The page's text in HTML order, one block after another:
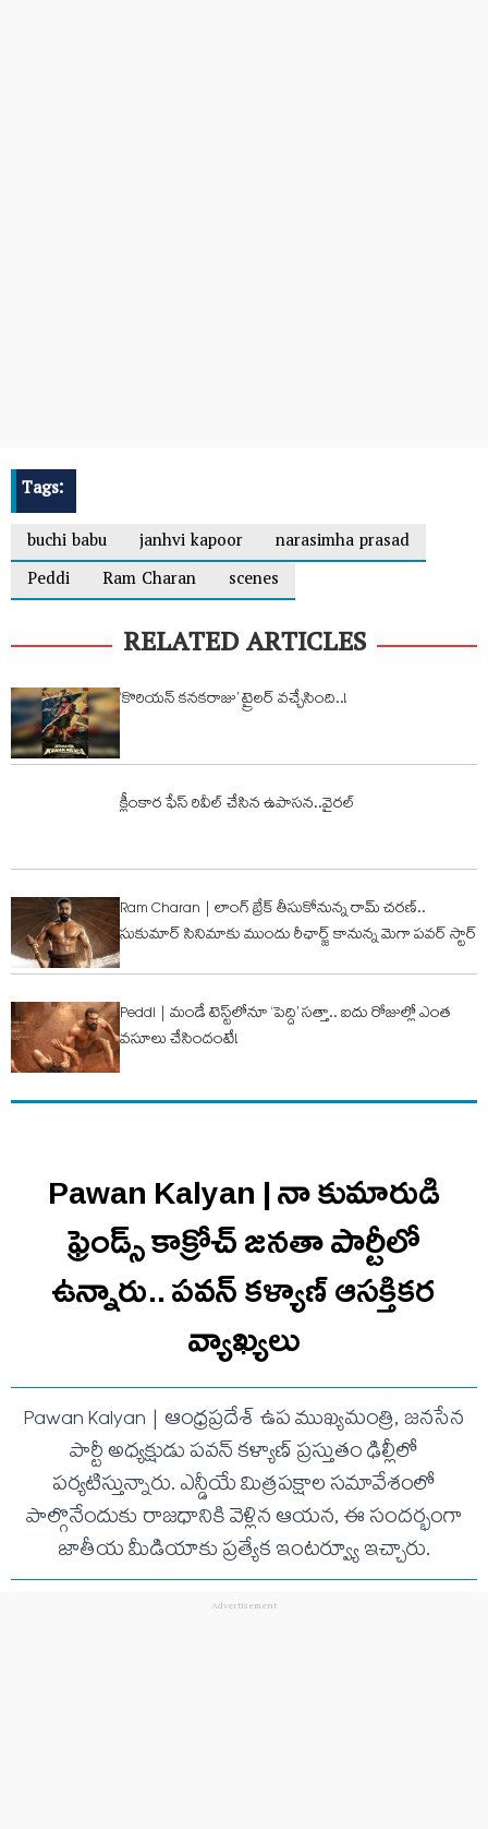
Tags:
buchi babu
janhvi kapoor
narasimha prasad
Peddi
Ram Charan scenes
RELATED ARTICLES
‘కొరియన్ కనకరాజు’ ట్రైలర్ వచ్చేసింది..!
క్లీంకార ఫేస్‌ రివీల్‌ చేసిన ఉపాసన..వైరల్
Ram Charan | లాంగ్ బ్రేక్ తీసుకోనున్న రామ్ చ‌ర‌ణ్‌..
సుకుమార్ సినిమాకు ముందు రీఛార్జ్ కానున్న మెగా పవర్ స్టార్
Peddi | మండే టెస్ట్‌లోనూ ‘పెద్ది’ సత్తా.. ఐదు రోజుల్లో ఎంత
వ‌సూలు చేసిందంటే!
Pawan Kalyan | నా కుమారుడి
ఫ్రెండ్స్ కాక్రోచ్ జనతా పార్టీలో
ఉన్నారు.. ప‌వ‌న్ క‌ళ్యాణ్ ఆసక్తిక‌ర
వ్యాఖ్య‌లు
Pawan Kalyan | ఆంధ్రప్రదేశ్ ఉప ముఖ్యమంత్రి, జనసేన
పార్టీ అధ్యక్షుడు పవన్ కళ్యాణ్ ప్రస్తుతం ఢిల్లీలో
పర్యటిస్తున్నారు. ఎన్డీయే మిత్రపక్షాల సమావేశంలో
పాల్గొనేందుకు రాజధానికి వెళ్లిన ఆయన, ఈ సందర్భంగా
జాతీయ మీడియాకు ప్రత్యేక ఇంటర్వ్యూ ఇచ్చారు.